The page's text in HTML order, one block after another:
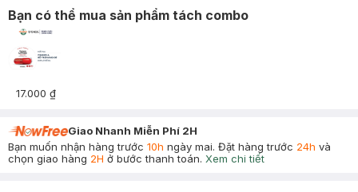
Bạn có thể mua sản phẩm tách combo
17.000 ₫
Giao Nhanh Miễn Phí 2H
Bạn muốn nhận hàng trước 10h ngày mai. Đặt hàng trước 24h và
chọn giao hàng 2H ở bước thanh toán. Xem chi tiết